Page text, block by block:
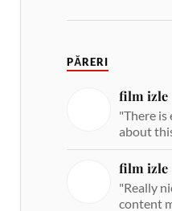
PĂRERI
film izle
"There
about
film izle
"Really
content